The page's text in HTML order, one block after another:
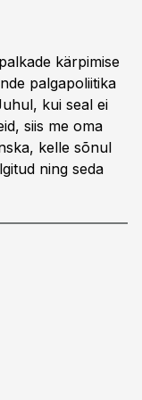
kärpimise
palgapoliitika
kui seal ei
siis me oma
kelle sõnul
ning seda